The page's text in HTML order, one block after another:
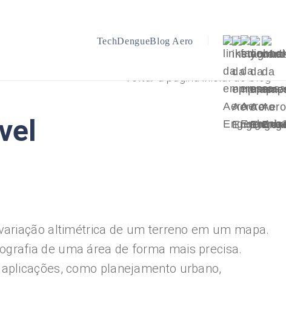
TechDengueBlog Aero
Voltar a página inicial do blog
altimétrica de um terreno em um mapa.
de uma área de forma mais precisa.
como planejamento urbano,